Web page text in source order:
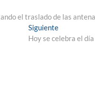
el traslado de las
SiguienteEntrada
siguiente:
Hoy se celebra el